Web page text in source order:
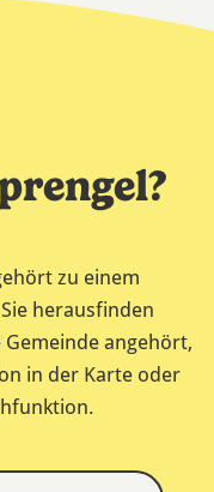
zu einem
herausfinden
angehört,
in der Karte oder